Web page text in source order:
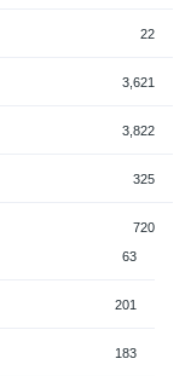
22
3,621
3,822
325
720
63
201
183